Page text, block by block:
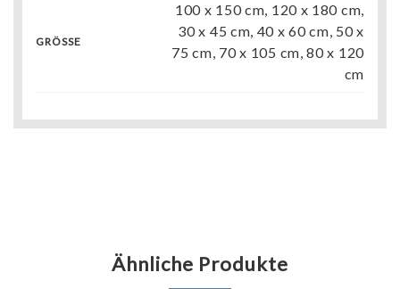
GRÖSSE
100 x 150 cm, 120 x 180 cm,
30 x 45 cm, 40 x 60 cm, 50 x
75 cm, 70 x 105 cm, 80 x 120
cm
Ähnliche Produkte